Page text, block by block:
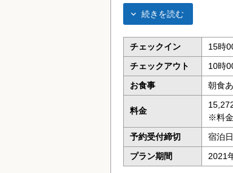
続きを読む
チェックイン
15時
チェックアウト
10時
お食事
朝食
料金
※料金
予約受付締切
宿泊
プラン期間
2021